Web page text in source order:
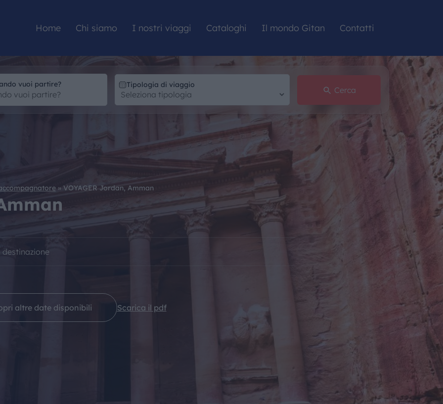
Home Chi siamo I nostri viaggi Cataloghi Il mondo Gitan Contatti
vuoi partire? Tipologia di viaggio
Cerca
CATALOGHI
»VOYAGER Jordan, Amman
altre date disponibili Scarica il pdf